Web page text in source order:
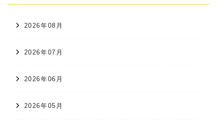
2026年08月
2026年07月
2026年06月
2026年05月